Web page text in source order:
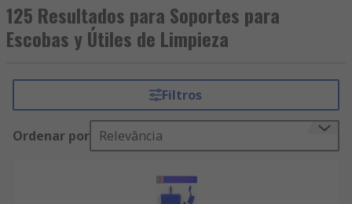
125 Resultados para Soportes para
Escobas y Útiles de Limpieza
Filtros
Ordenar por Relevância